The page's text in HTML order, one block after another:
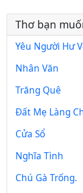
Thơ bạn
Yêu Người Hư
Nhân Văn
Trăng Quê
Đất Mẹ Làng
Cửa Sổ
Nghĩa Tình
Chú Gà Trống.